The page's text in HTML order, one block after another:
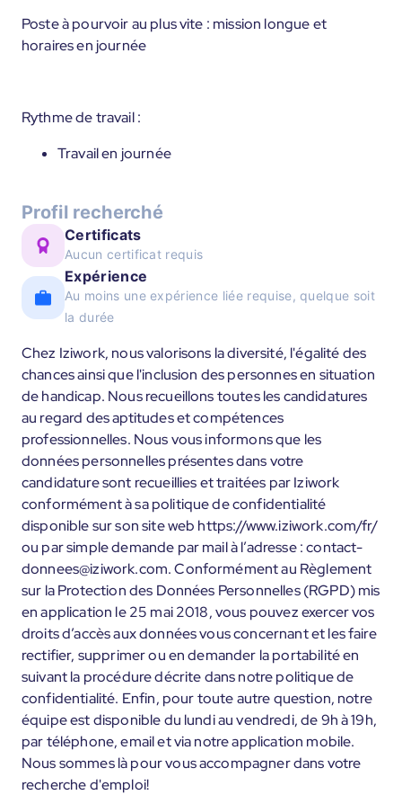
Poste à pourvoir au plus vite : mission longue et
horaires en journée
Rythme de travail :
Travail en journée
Profil recherché
Certificats
Aucun certificat requis
Expérience
Au moins une expérience liée requise, quelque soit
la durée
Chez Iziwork, nous valorisons la diversité, l'égalité des
chances ainsi que l'inclusion des personnes en situation
de handicap. Nous recueillons toutes les candidatures
au regard des aptitudes et compétences
professionnelles. Nous vous informons que les
données personnelles présentes dans votre
candidature sont recueillies et traitées par Iziwork
conformément à sa politique de confidentialité
disponible sur son site web https://www.iziwork.com/fr/
ou par simple demande par mail à l’adresse : contact-
donnees@iziwork.com. Conformément au Règlement
sur la Protection des Données Personnelles (RGPD) mis
en application le 25 mai 2018, vous pouvez exercer vos
droits d’accès aux données vous concernant et les faire
rectifier, supprimer ou en demander la portabilité en
suivant la procédure décrite dans notre politique de
confidentialité. Enfin, pour toute autre question, notre
équipe est disponible du lundi au vendredi, de 9h à 19h,
par téléphone, email et via notre application mobile.
Nous sommes là pour vous accompagner dans votre
recherche d'emploi!